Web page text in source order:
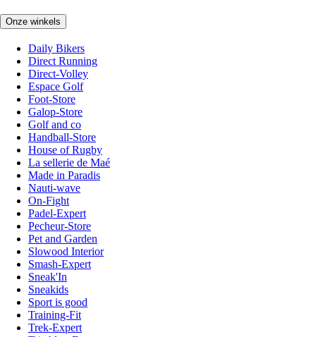
Onze winkels
Daily Bikers
Direct Running
Direct-Volley
Espace Golf
Foot-Store
Galop-Store
Golf and co
Handball-Store
House of Rugby
La sellerie de Maé
Made in Paradis
Nauti-wave
On-Fight
Padel-Expert
Pecheur-Store
Pet and Garden
Slowood Interior
Smash-Expert
Sneak'In
Sneakids
Sport is good
Training-Fit
Trek-Expert